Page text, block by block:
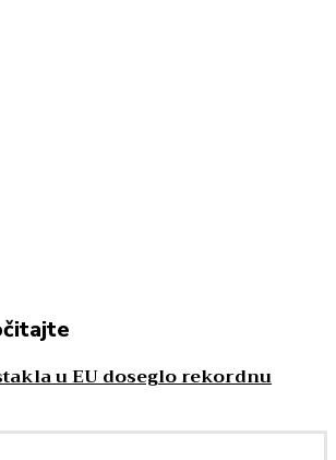
u EU doseglo rekordnu